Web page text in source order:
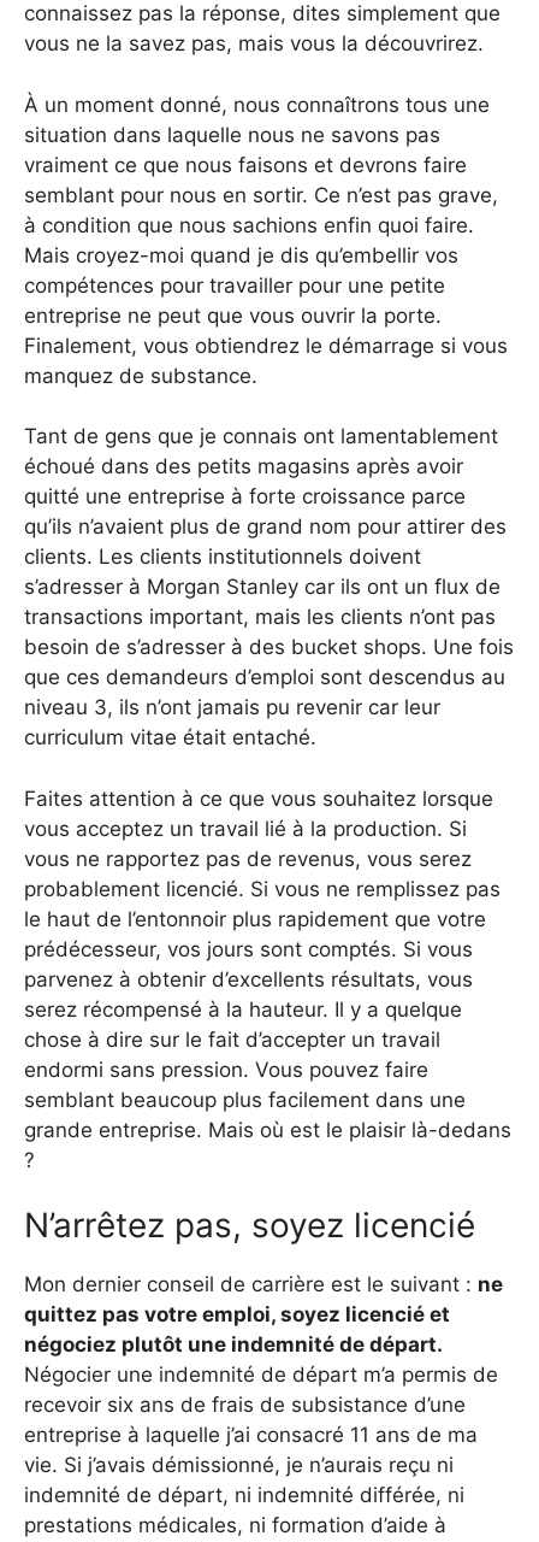
connaissez pas la réponse, dites simplement que
vous ne la savez pas, mais vous la découvrirez.
À un moment donné, nous connaîtrons tous une
situation dans laquelle nous ne savons pas
vraiment ce que nous faisons et devrons faire
semblant pour nous en sortir. Ce n’est pas grave,
à condition que nous sachions enfin quoi faire.
Mais croyez-moi quand je dis qu’embellir vos
compétences pour travailler pour une petite
entreprise ne peut que vous ouvrir la porte.
Finalement, vous obtiendrez le démarrage si vous
manquez de substance.
Tant de gens que je connais ont lamentablement
échoué dans des petits magasins après avoir
quitté une entreprise à forte croissance parce
qu’ils n’avaient plus de grand nom pour attirer des
clients. Les clients institutionnels doivent
s’adresser à Morgan Stanley car ils ont un flux de
transactions important, mais les clients n’ont pas
besoin de s’adresser à des bucket shops. Une fois
que ces demandeurs d’emploi sont descendus au
niveau 3, ils n’ont jamais pu revenir car leur
curriculum vitae était entaché.
Faites attention à ce que vous souhaitez lorsque
vous acceptez un travail lié à la production. Si
vous ne rapportez pas de revenus, vous serez
probablement licencié. Si vous ne remplissez pas
le haut de l’entonnoir plus rapidement que votre
prédécesseur, vos jours sont comptés. Si vous
parvenez à obtenir d’excellents résultats, vous
serez récompensé à la hauteur. Il y a quelque
chose à dire sur le fait d’accepter un travail
endormi sans pression. Vous pouvez faire
semblant beaucoup plus facilement dans une
grande entreprise. Mais où est le plaisir là-dedans
?
N’arrêtez pas, soyez licencié
Mon dernier conseil de carrière est le suivant : ne
quittez pas votre emploi, soyez licencié et
négociez plutôt une indemnité de départ.
Négocier une indemnité de départ m’a permis de
recevoir six ans de frais de subsistance d’une
entreprise à laquelle j’ai consacré 11 ans de ma
vie. Si j’avais démissionné, je n’aurais reçu ni
indemnité de départ, ni indemnité différée, ni
prestations médicales, ni formation d’aide à